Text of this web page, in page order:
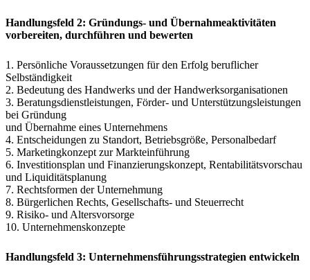
Handlungsfeld 2: Gründungs- und Übernahmeaktivitäten
vorbereiten, durchführen und bewerten
1. Persönliche Voraussetzungen für den Erfolg beruflicher
Selbständigkeit
2. Bedeutung des Handwerks und der Handwerksorganisationen
3. Beratungsdienstleistungen, Förder- und Unterstützungsleistungen
bei Gründung
und Übernahme eines Unternehmens
4. Entscheidungen zu Standort, Betriebsgröße, Personalbedarf
5. Marketingkonzept zur Markteinführung
6. Investitionsplan und Finanzierungskonzept, Rentabilitätsvorschau
und Liquiditätsplanung
7. Rechtsformen der Unternehmung
8. Bürgerlichen Rechts, Gesellschafts- und Steuerrecht
9. Risiko- und Altersvorsorge
10. Unternehmenskonzepte
Handlungsfeld 3: Unternehmensführungsstrategien entwickeln